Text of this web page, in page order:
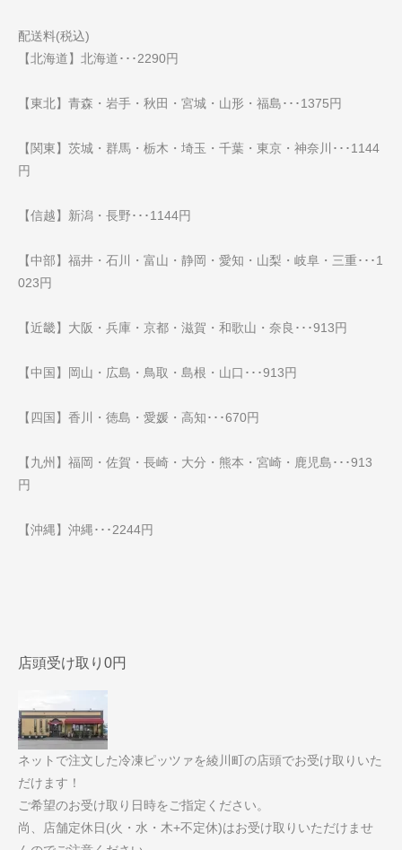
配送料(税込)
【北海道】北海道･･･2290円
【東北】青森・岩手・秋田・宮城・山形・福島･･･1375円
【関東】茨城・群馬・栃木・埼玉・千葉・東京・神奈川･･･1144
円
【信越】新潟・長野･･･1144円
【中部】福井・石川・富山・静岡・愛知・山梨・岐阜・三重･･･1
023円
【近畿】大阪・兵庫・京都・滋賀・和歌山・奈良･･･913円
【中国】岡山・広島・鳥取・島根・山口･･･913円
【四国】香川・徳島・愛媛・高知･･･670円
【九州】福岡・佐賀・長崎・大分・熊本・宮崎・鹿児島･･･913
円
【沖縄】沖縄･･･2244円
店頭受け取り0円
ネットで注文した冷凍ピッツァを綾川町の店頭でお受け取りいた
だけます！
ご希望のお受け取り日時をご指定ください。
尚、店舗定休日(火・水・木+不定休)はお受け取りいただけませ